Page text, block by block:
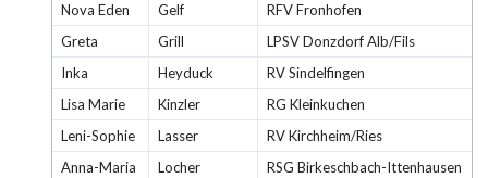
Nova Eden
Gelf
RFV Fronhofen
Greta
Grill
LPSV Donzdorf Alb/Fils
Inka
Heyduck
RV Sindelfingen
Lisa Marie
Kinzler
RG Kleinkuchen
Leni-Sophie
Lasser
RV Kirchheim/Ries
Anna-Maria
Locher
RSG Birkeschbach-Ittenhausen